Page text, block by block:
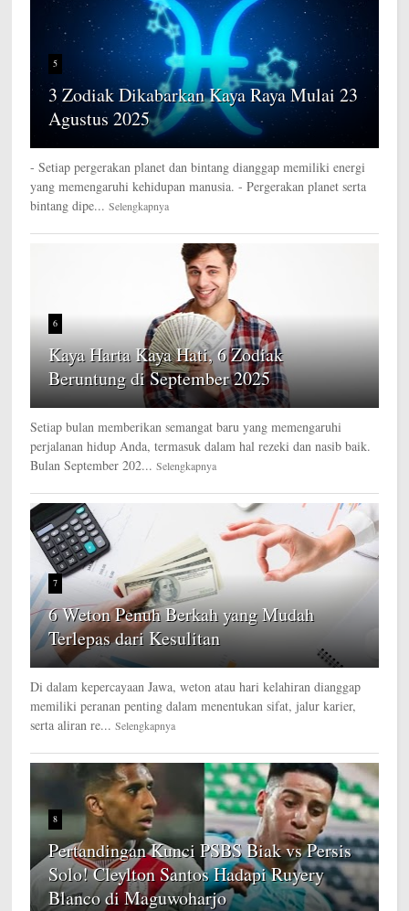
5
3 Zodiak Dikabarkan Kaya Raya Mulai 23
Agustus 2025
- Setiap pergerakan planet dan bintang dianggap memiliki energi
yang memengaruhi kehidupan manusia. - Pergerakan planet serta
bintang dipe... Selengkapnya
6
Kaya Harta Kaya Hati, 6 Zodiak
Beruntung di September 2025
Setiap bulan memberikan semangat baru yang memengaruhi
perjalanan hidup Anda, termasuk dalam hal rezeki dan nasib baik.
Bulan September 202... Selengkapnya
7
6 Weton Penuh Berkah yang Mudah
Terlepas dari Kesulitan
Di dalam kepercayaan Jawa, weton atau hari kelahiran dianggap
memiliki peranan penting dalam menentukan sifat, jalur karier,
serta aliran re... Selengkapnya
8
Pertandingan Kunci PSBS Biak vs Persis
Solo! Cleylton Santos Hadapi Ruyery
Blanco di Maguwoharjo